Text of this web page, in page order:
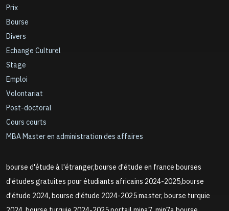
Prix
Bourse
Divers
Echange Culturel
Stage
Emploi
Volontariat
Post-doctoral
Cours courts
MBA Master en administration des affaires
bourse d'étude à l'étranger,bourse d'étude en france bourses
d'études gratuites pour étudiants africains 2024-2025,bourse
d'étude 2024, bourse d'étude 2024-2025 master, bourse turquie